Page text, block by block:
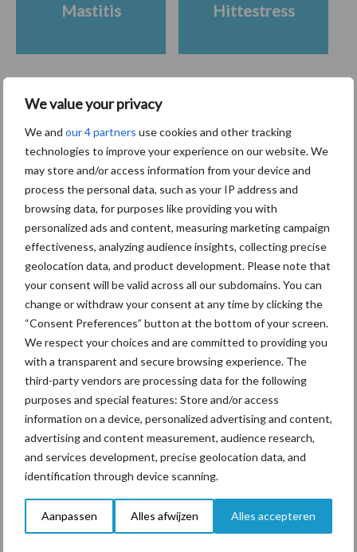
We value your privacy
We and our 4 partners use cookies and other tracking
technologies to improve your experience on our website. We
may store and/or access information from your device and
process the personal data, such as your IP address and
browsing data, for purposes like providing you with
personalized ads and content, measuring marketing campaign
effectiveness, analyzing audience insights, collecting precise
geolocation data, and product development. Please note that
your consent will be valid across all our subdomains. You can
change or withdraw your consent at any time by clicking the
“Consent Preferences” button at the bottom of your screen.
We respect your choices and are committed to providing you
with a transparent and secure browsing experience. The
third-party vendors are processing data for the following
purposes and special features: Store and/or access
information on a device, personalized advertising and content,
advertising and content measurement, audience research,
and services development, precise geolocation data, and
identification through device scanning.
Aanpassen Alles afwijzen Alles accepteren
Primaire
Sidebar
Recent nieuws Partner nieuws
6 aug
ForFarmers ziet volume en
marktaandeel groeien in krimpende
Nederlandse markt
6 aug
Tien praktische tips voor een
langere levensduur
5 aug
“Vraag naar praktische
hygieneoplossingen is in Polen
groter dan ooit”
Drie Franse bedrijven over de grens
Mastitis Hittestress
Toon meer